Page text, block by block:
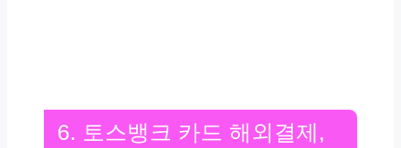
6. 토스뱅크 카드 해외결제,